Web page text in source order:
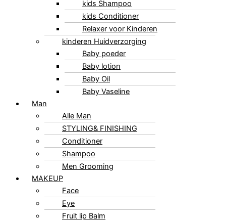
kids Shampoo
kids Conditioner
Relaxer voor Kinderen
kinderen Huidverzorging
Baby poeder
Baby lotion
Baby Oil
Baby Vaseline
Man
Alle Man
STYLING& FINISHING
Conditioner
Shampoo
Men Grooming
MAKEUP
Face
Eye
Fruit lip Balm